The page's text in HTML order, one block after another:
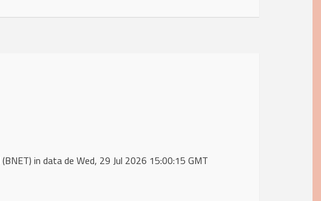
in data de Wed, 29 Jul 2026 15:00:15 GMT